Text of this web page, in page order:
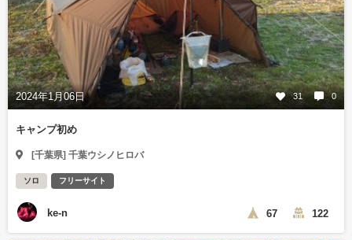
2024年1月06日 31 0
キャンプ初め
[千葉県] 千葉ウシノヒロバ
ソロ フリーサイト
ke-n 67 122